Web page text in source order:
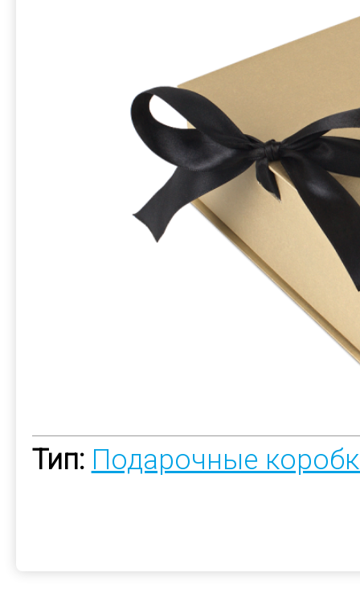
Тип: Подарочные